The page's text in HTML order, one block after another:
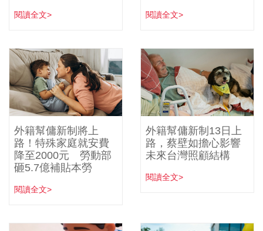
閱讀全文> 閱讀全文>
外籍幫傭新制將上
路！特殊家庭就安費
降至2000元 勞動部
砸5.7億補貼本勞
閱讀全文>
外籍幫傭新制13日上
路，蔡壁如擔心影響
未來台灣照顧結構
閱讀全文>